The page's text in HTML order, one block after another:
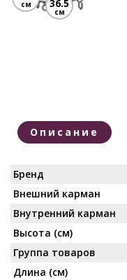
см 36.5
см
Описание
Бренд
Внешний карман
Внутренний карман
Высота (см)
Группа товаров
Длина (см)